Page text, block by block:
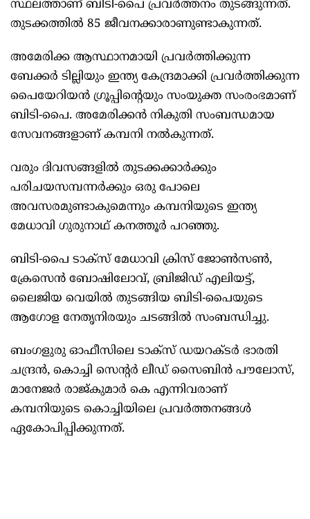
സ്ഥലത്താണ് ബിടി-പൈ പ്രവര്‍ത്തനം തുടങ്ങുന്നത്.
തുടക്കത്തില്‍ 85 ജീവനക്കാരാണുണ്ടാകുന്നത്.
അമേരിക്ക ആസ്ഥാനമായി പ്രവര്‍ത്തിക്കുന്ന
ബേക്കര്‍ ടില്ലിയും ഇന്ത്യ കേന്ദ്രമാക്കി പ്രവര്‍ത്തിക്കുന്ന
പൈയേറിയന്‍ ഗ്രൂപ്പിന്റെയും സംയുക്ത സംരംഭമാണ്
ബിടി-പൈ. അമേരിക്കന്‍ നികുതി സംബന്ധമായ
സേവനങ്ങളാണ് കമ്പനി നല്‍കുന്നത്.
വരും ദിവസങ്ങളില്‍ തുടക്കക്കാര്‍ക്കും
പരിചയസമ്പന്നര്‍ക്കും ഒരു പോലെ
അവസരമുണ്ടാകുമെന്നും കമ്പനിയുടെ ഇന്ത്യ
മേധാവി ഗുരുനാഥ് കനത്തൂര്‍ പറഞ്ഞു.
ബിടി-പൈ ടാക്‌സ് മേധാവി ക്രിസ് ജോണ്‍സണ്‍,
ക്രേസെന്‍ ബോഷിലോവ്, ബ്രിജിഡ് എലിയട്ട്,
ലൈജിയ വെയില്‍ തുടങ്ങിയ ബിടി-പൈയുടെ
ആഗോള നേതൃനിരയും ചടങ്ങില്‍ സംബന്ധിച്ചു.
ബംഗളുരു ഓഫീസിലെ ടാക്‌സ് ഡയറക്ടര്‍ ഭാരതി
ചന്ദ്രന്‍, കൊച്ചി സെന്റര്‍ ലീഡ് സൈബിന്‍ പൗലോസ്,
മാനേജര്‍ രാജ്കുമാര്‍ കെ എന്നിവരാണ്
കമ്പനിയുടെ കൊച്ചിയിലെ പ്രവര്‍ത്തനങ്ങള്‍
ഏകോപിപ്പിക്കുന്നത്.